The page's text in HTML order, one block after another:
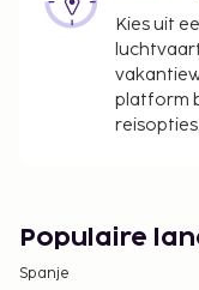
Kies uit
platform
Populaire
Spanje